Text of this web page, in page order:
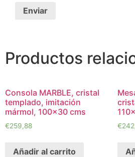
Productos
Consola MARBLE, cristal
templado, imitación
mármol, 100×30 cms
€259,88
Añadir al carrito
€